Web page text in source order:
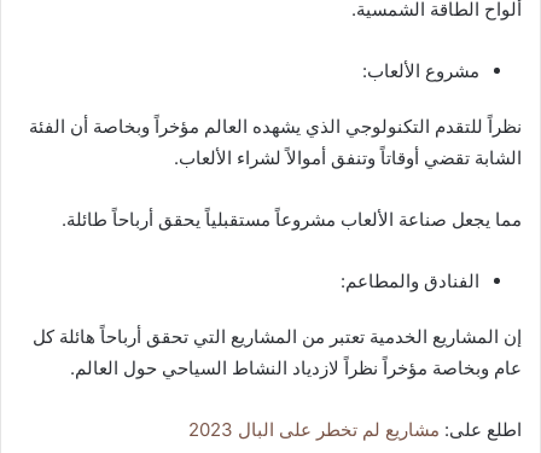
ألواح الطاقة الشمسية.
مشروع الألعاب:
نظراً للتقدم التكنولوجي الذي يشهده العالم مؤخراً وبخاصة أن الفئة
الشابة تقضي أوقاتاً وتنفق أموالاً لشراء الألعاب.
مما يجعل صناعة الألعاب مشروعاً مستقبلياً يحقق أرباحاً طائلة.
الفنادق والمطاعم:
إن المشاريع الخدمية تعتبر من المشاريع التي تحقق أرباحاً هائلة كل
عام وبخاصة مؤخراً نظراً لازدياد النشاط السياحي حول العالم.
اطلع على: مشاريع لم تخطر على البال 2023